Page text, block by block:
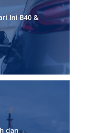
Ini B40 &
dan